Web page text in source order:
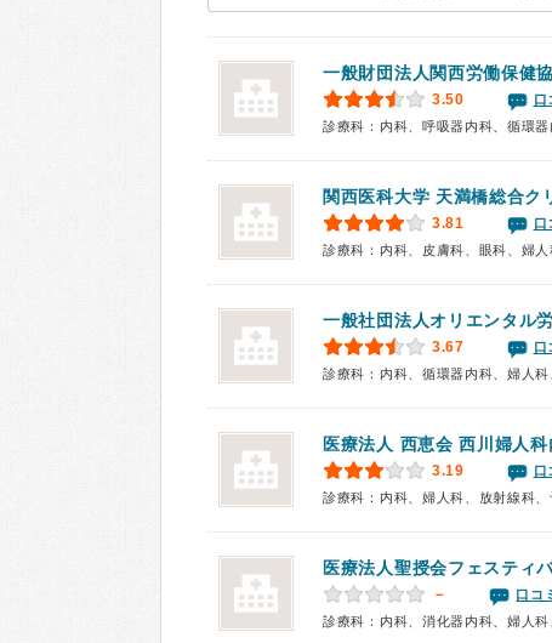
一般財団法人関西労働保健
3.50
口
診療科：内科、呼吸器内科、循環
関西医科大学 天満橋総合ク
3.81
口
診療科：内科、皮膚科、眼科、婦
一般社団法人オリエンタル
3.67
口
診療科：内科、循環器内科、婦人
医療法人 西恵会 西川婦人
3.19
口
診療科：内科、婦人科、放射線科、
医療法人聖授会フェスティ
－
口コ
診療科：内科、消化器内科、婦人